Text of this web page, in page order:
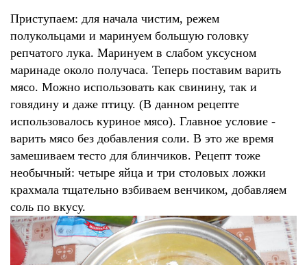
Приступаем: для начала чистим, режем
полукольцами и маринуем большую головку
репчатого лука. Маринуем в слабом уксусном
маринаде около получаса. Теперь поставим варить
мясо. Можно использовать как свинину, так и
говядину и даже птицу. (В данном рецепте
использовалось куриное мясо). Главное условие -
варить мясо без добавления соли. В это же время
замешиваем тесто для блинчиков. Рецепт тоже
необычный: четыре яйца и три столовых ложки
крахмала тщательно взбиваем венчиком, добавляем
соль по вкусу.